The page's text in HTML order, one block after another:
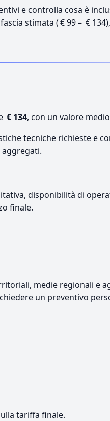
e controlla cosa è
stimata ( € 99 – €
€ 134, con un valore
tecniche richieste e
disponibilità di
finale.
medie regionali e
un preventivo
tariffa finale.